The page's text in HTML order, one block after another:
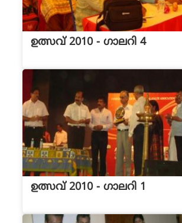
ഉത്സവ് 2010 - ഗാലറി 4
ഉത്സവ് 2010 - ഗാലറി 1